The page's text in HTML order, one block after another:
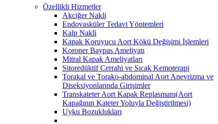
Özellikli Hizmetler
Akciğer Nakli
Endovasküler Tedavi Yöntemleri
Kalp Nakli
Kapak Koruyucu Aort Kökü Değişimi İşlemleri
Koroner Baypas Ameliyatı
Mitral Kapak Ameliyatları
Sitoredüktif Cerrahi ve Sıcak Kemoterapi
Torakal ve Torako-abdominal Aort Anevrizma ve
Diseksiyonlarında Girişimler
Transkateter Aort Kapak Replasmanı(Aort
Kapağının Kateter Yoluyla Değiştirilmesi)
Uyku Bozuklukları